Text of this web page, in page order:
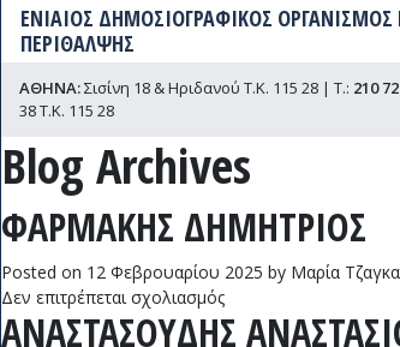
ΕΝΙΑΙΟΣ ΔΗΜΟΣΙΟΓΡΑΦΙΚΟΣ ΟΡΓΑΝΙΣΜΟΣ
ΠΕΡΙΘΑΛΨΗΣ
ΑΘΗΝΑ:Σισίνη 18 & Ηριδανού Τ.Κ. 115 28 | Τ.: 210
38 Τ.Κ. 115 28
Blog Archives
ΦΑΡΜΑΚΗΣ ΔΗΜΗΤΡΙΟΣ
Posted on 12 Φεβρουαρίου 2025 by Μαρία
Δεν επιτρέπεται σχολιασμόςστο
ΦΑΡΜΑΚΗΣ
ΑΝΑΣΤΑΣΟΥΔΗΣ